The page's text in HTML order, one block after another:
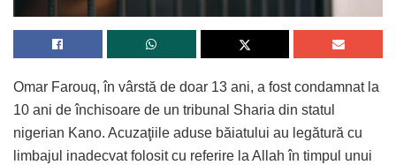
Omar Farouq, în vârstă de doar 13 ani, a fost condamnat la
10 ani de închisoare de un tribunal Sharia din statul
nigerian Kano. Acuzaţiile aduse băiatului au legătură cu
limbajul inadecvat folosit cu referire la Allah în timpul unui